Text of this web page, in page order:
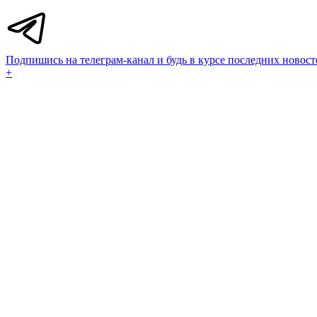
Подпишись на телеграм-канал и будь в курсе последних
+